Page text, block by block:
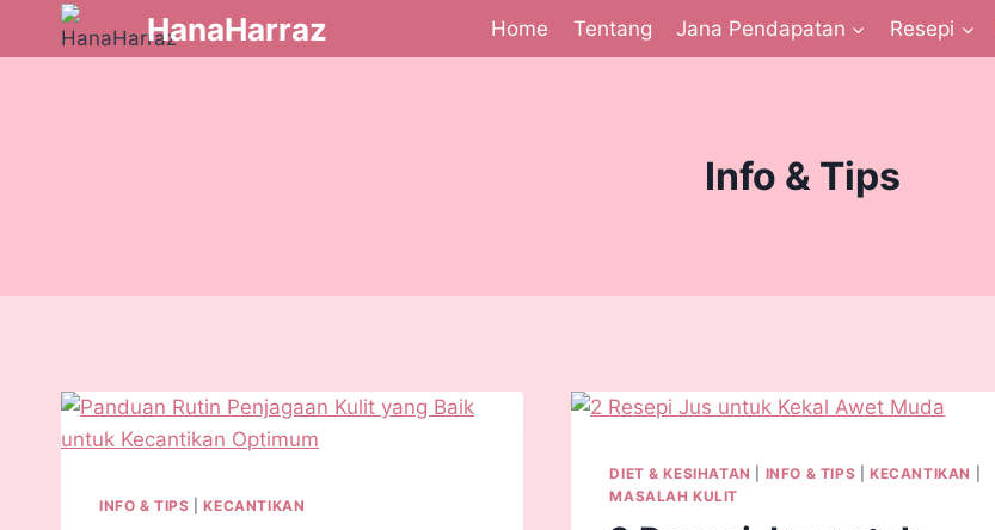
HanaHarraz Home Tentang Jana Pendapatan Resepi
Info & Tips
INFO & TIPS |KECANTIKAN
DIET & KESIHATAN INFO & TIPS KECANTIKAN
MASALAH KULIT